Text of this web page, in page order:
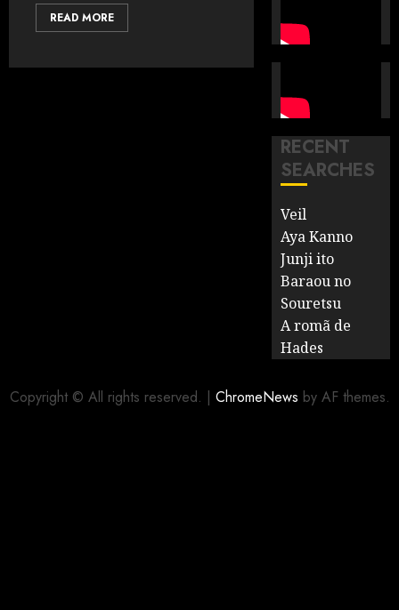
READ MORE
RECENT
SEARCHES
Veil
Aya Kanno
Junji ito
Baraou no
Souretsu
A romã de
Hades
Copyright © All rights reserved. | ChromeNews by AF themes.